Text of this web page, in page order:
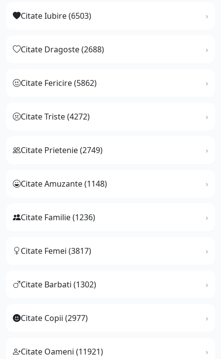
Citate Iubire (6503)
Citate Dragoste (2688)
Citate Fericire (5862)
Citate Triste (4272)
Citate Prietenie (2749)
Citate Amuzante (1148)
Citate Familie (1236)
Citate Femei (3817)
Citate Barbati (1302)
Citate Copii (2977)
Citate Oameni (11921)